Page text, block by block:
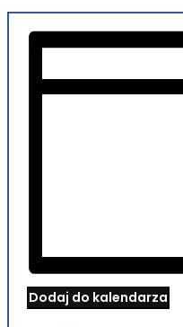
Dodaj do kalendarza